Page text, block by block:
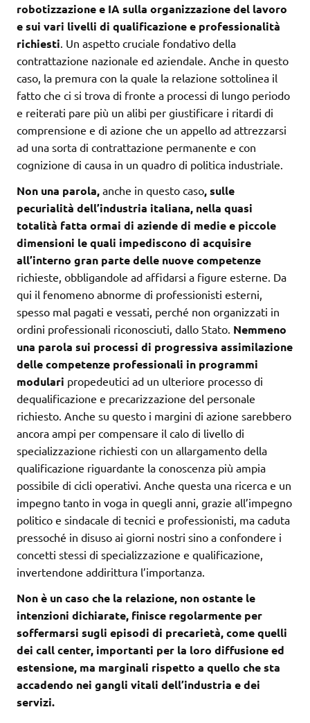
robotizzazione e IA sulla organizzazione del lavoro
e sui vari livelli di qualificazione e professionalità
richiesti. Un aspetto cruciale fondativo della
contrattazione nazionale ed aziendale. Anche in questo
caso, la premura con la quale la relazione sottolinea il
fatto che ci si trova di fronte a processi di lungo periodo
e reiterati pare più un alibi per giustificare i ritardi di
comprensione e di azione che un appello ad attrezzarsi
ad una sorta di contrattazione permanente e con
cognizione di causa in un quadro di politica industriale.
Non una parola, anche in questo caso, sulle
pecurialità dell’industria italiana, nella quasi
totalità fatta ormai di aziende di medie e piccole
dimensioni le quali impediscono di acquisire
all’interno gran parte delle nuove competenze
richieste, obbligandole ad affidarsi a figure esterne. Da
qui il fenomeno abnorme di professionisti esterni,
spesso mal pagati e vessati, perché non organizzati in
ordini professionali riconosciuti, dallo Stato. Nemmeno
una parola sui processi di progressiva assimilazione
delle competenze professionali in programmi
modulari propedeutici ad un ulteriore processo di
dequalificazione e precarizzazione del personale
richiesto. Anche su questo i margini di azione sarebbero
ancora ampi per compensare il calo di livello di
specializzazione richiesti con un allargamento della
qualificazione riguardante la conoscenza più ampia
possibile di cicli operativi. Anche questa una ricerca e un
impegno tanto in voga in quegli anni, grazie all’impegno
politico e sindacale di tecnici e professionisti, ma caduta
pressoché in disuso ai giorni nostri sino a confondere i
concetti stessi di specializzazione e qualificazione,
invertendone addirittura l’importanza.
Non è un caso che la relazione, non ostante le
intenzioni dichiarate, finisce regolarmente per
soffermarsi sugli episodi di precarietà, come quelli
dei call center, importanti per la loro diffusione ed
estensione, ma marginali rispetto a quello che sta
accadendo nei gangli vitali dell’industria e dei
servizi.